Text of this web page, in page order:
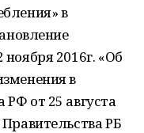
в
2016г. «Об
в
РФ от 25 августа
РБ